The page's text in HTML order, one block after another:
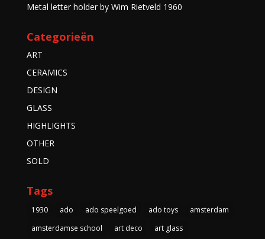
Metal letter holder by Wim Rietveld 1960
Categorieën
ART
CERAMICS
DESIGN
GLASS
HIGHLIGHTS
OTHER
SOLD
Tags
1930 ado ado speelgoed ado toys
amsterdam
amsterdamse school
art deco art glass